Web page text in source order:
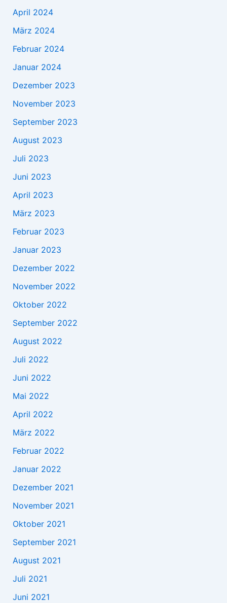
April 2024
März 2024
Februar 2024
Januar 2024
Dezember 2023
November 2023
September 2023
August 2023
Juli 2023
Juni 2023
April 2023
März 2023
Februar 2023
Januar 2023
Dezember 2022
November 2022
Oktober 2022
September 2022
August 2022
Juli 2022
Juni 2022
Mai 2022
April 2022
März 2022
Februar 2022
Januar 2022
Dezember 2021
November 2021
Oktober 2021
September 2021
August 2021
Juli 2021
Juni 2021